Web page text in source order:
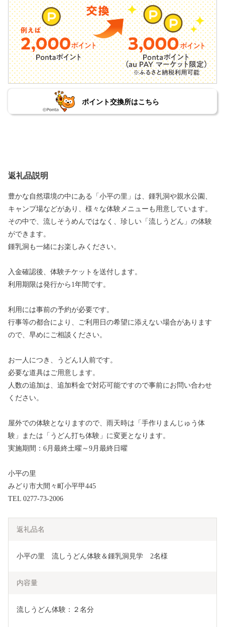
ポイント交換所はこちら
返礼品説明
豊かな自然環境の中にある「小平の里」は、鍾乳洞や親水公園、
キャンプ場などがあり、様々な体験メニューも用意しています。
その中で、流しそうめんではなく、珍しい「流しうどん」の体験
ができます。
鍾乳洞も一緒にお楽しみください。
入金確認後、体験チケットを送付します。
利用期限は発行から1年間です。
利用には事前の予約が必要です。
行事等の都合により、ご利用日の希望に添えない場合があります
ので、早めにご相談ください。
お一人につき、うどん1人前です。
必要な道具はご用意します。
人数の追加は、追加料金で対応可能ですので事前にお問い合わせ
ください。
屋外での体験となりますので、雨天時は「手作りまんじゅう体
験」または「うどん打ち体験」に変更となります。
実施期間：6月最終土曜～9月最終日曜
小平の里
みどり市大間々町小平甲445
TEL 0277-73-2006
返礼品名
小平の里　流しうどん体験＆鍾乳洞見学　2名様
内容量
流しうどん体験：２名分